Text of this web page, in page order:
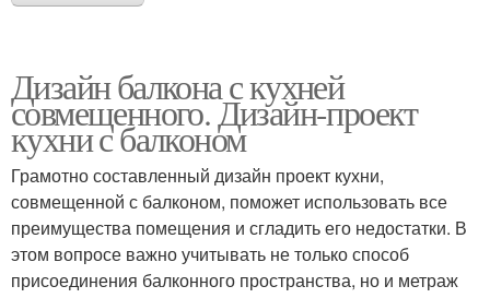
Дизайн балкона с кухней
совмещенного. Дизайн-проект
кухни с балконом
Грамотно составленный дизайн проект кухни,
совмещенной с балконом, поможет использовать все
преимущества помещения и сгладить его недостатки. В
этом вопросе важно учитывать не только способ
присоединения балконного пространства, но и метраж